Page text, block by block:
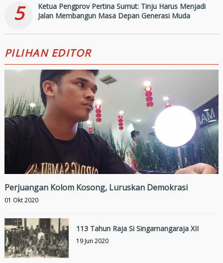
5
Ketua Pengprov Pertina Sumut: Tinju Harus Menjadi
Jalan Membangun Masa Depan Generasi Muda
PILIHAN EDITOR
Perjuangan Kolom Kosong, Luruskan Demokrasi
01 Okt 2020
113 Tahun Raja Si Singamangaraja XII
19 Jun 2020